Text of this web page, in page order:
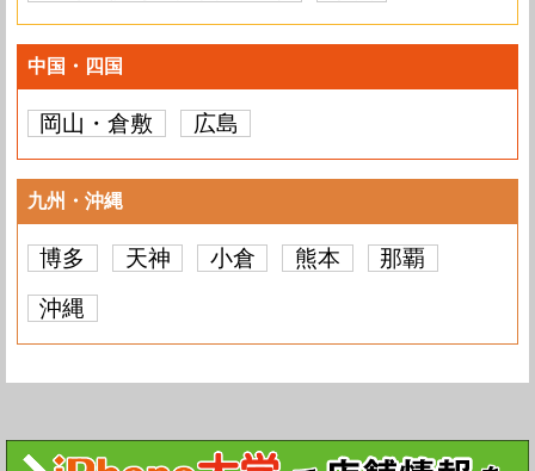
中国・四国
岡山・倉敷 広島
九州・沖縄
博多 天神 小倉 熊本
那覇
沖縄